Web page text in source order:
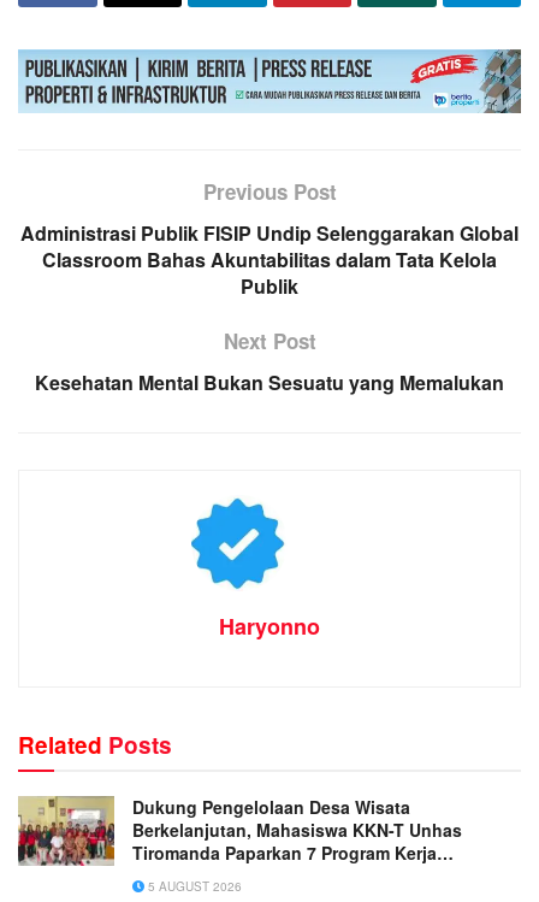
Previous Post
Administrasi Publik FISIP Undip Selenggarakan Global
Classroom Bahas Akuntabilitas dalam Tata Kelola
Publik
Next Post
Kesehatan Mental Bukan Sesuatu yang Memalukan
Haryonno
Related Posts
Dukung Pengelolaan Desa Wisata
Berkelanjutan, Mahasiswa KKN-T Unhas
Tiromanda Paparkan 7 Program Kerja
Unggulan
5 AUGUST 2026